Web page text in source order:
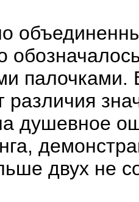
палочками.
душевное
двух не